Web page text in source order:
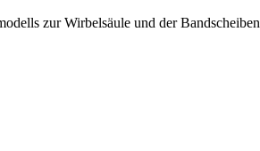
zur Wirbelsäule und der Bandscheiben